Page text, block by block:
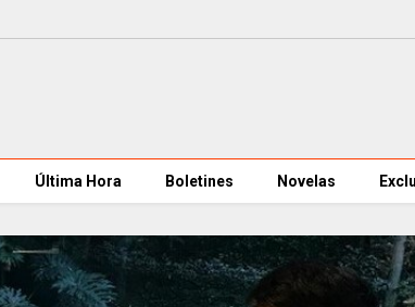
Última Hora Boletines Novelas